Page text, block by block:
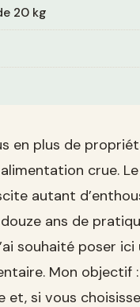
20 kg
en plus de
crue. Le
autant
ans de
souhaité poser
Mon objectif
et, si vous